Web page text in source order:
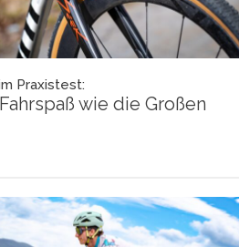
Praxistest:
wie die Großen